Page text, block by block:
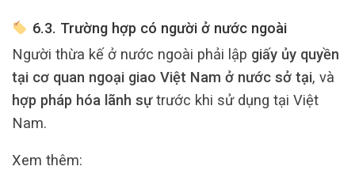
6.3. Trường hợp có người ở nước ngoài
Người thừa kế ở nước ngoài phải lập giấy ủy quyền
tại cơ quan ngoại giao Việt Nam ở nước sở tại, và
hợp pháp hóa lãnh sựtrước khi sử dụng tại Việt
Nam.
Xem thêm: